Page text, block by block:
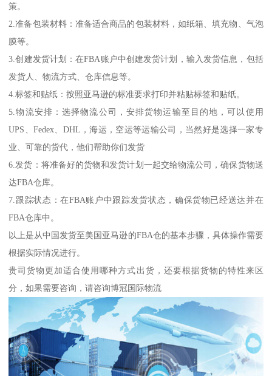
策。
2.准备包装材料：准备适合商品的包装材料，如纸箱、填充物、气泡
膜等。
3.创建发货计划：在FBA账户中创建发货计划，输入发货信息，包括
发货人、物流方式、仓库信息等。
4.标签和贴纸：按照亚马逊的标准要求打印并粘贴标签和贴纸。
5.物流安排：选择物流公司，安排货物运输至目的地，可以使用
UPS、Fedex、DHL，海运，空运等运输公司，当然好是选择一家专
业、可靠的货代，他们帮助你们发货
6.发货：将准备好的货物和发货计划一起交给物流公司，确保货物送
达FBA仓库。
7.跟踪状态：在FBA账户中跟踪发货状态，确保货物已经送达并在
FBA仓库中。
以上是从中国发货至美国亚马逊的FBA仓的基本步骤，具体操作需要
根据实际情况进行。
贵司货物更加适合使用哪种方式出货，还要根据货物的特性来区
分，如果需要咨询，请咨询博冠国际物流